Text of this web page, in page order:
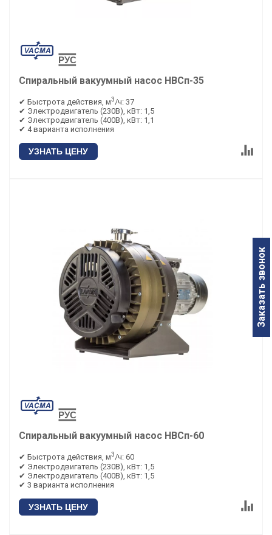
Заказать звонок
Спиральный вакуумный насос НВСп-35
✔ Быстрота действия, м3/ч: 37
✔ Электродвигатель (230В), кВт: 1,5
✔ Электродвигатель (400В), кВт: 1,1
✔ 4 варианта исполнения
УЗНАТЬ ЦЕНУ
Спиральный вакуумный насос НВСп-60
✔ Быстрота действия, м3/ч: 60
✔ Электродвигатель (230В), кВт: 1,5
✔ Электродвигатель (400В), кВт: 1,5
✔ 3 варианта исполнения
УЗНАТЬ ЦЕНУ